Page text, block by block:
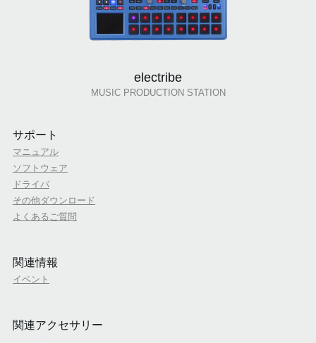
electribe
MUSIC PRODUCTION STATION
サポート
マニュアル
ソフトウェア
ドライバ
その他ダウンロード
よくあるご質問
関連情報
イベント
関連アクセサリー